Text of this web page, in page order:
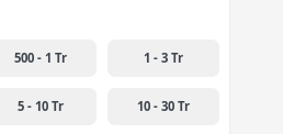
500 - 1 Tr 1 - 3 Tr
5 - 10 Tr 10 - 30 Tr